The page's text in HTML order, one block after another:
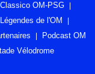
Classico OM-PSG
de l'OM
Podcast OM
Vélodrome